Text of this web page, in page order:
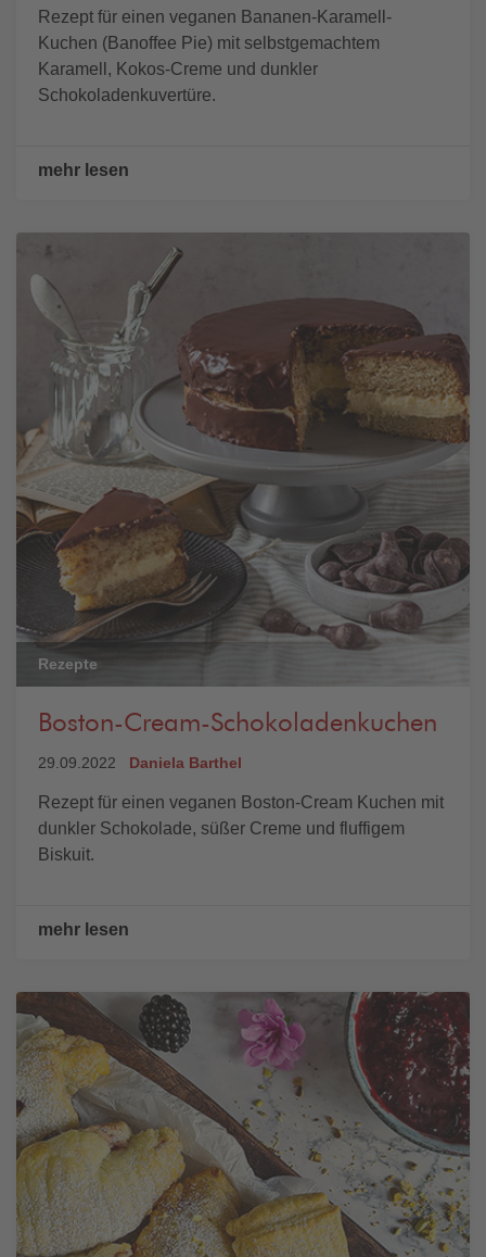
Rezept für einen veganen Bananen-Karamell-
Kuchen (Banoffee Pie) mit selbstgemachtem
Karamell, Kokos-Creme und dunkler
Schokoladenkuvertüre.
mehr lesen
Rezepte
Boston-Cream-Schokoladenkuchen
29.09.2022 Daniela Barthel
Rezept für einen veganen Boston-Cream Kuchen mit
dunkler Schokolade, süßer Creme und fluffigem
Biskuit.
mehr lesen